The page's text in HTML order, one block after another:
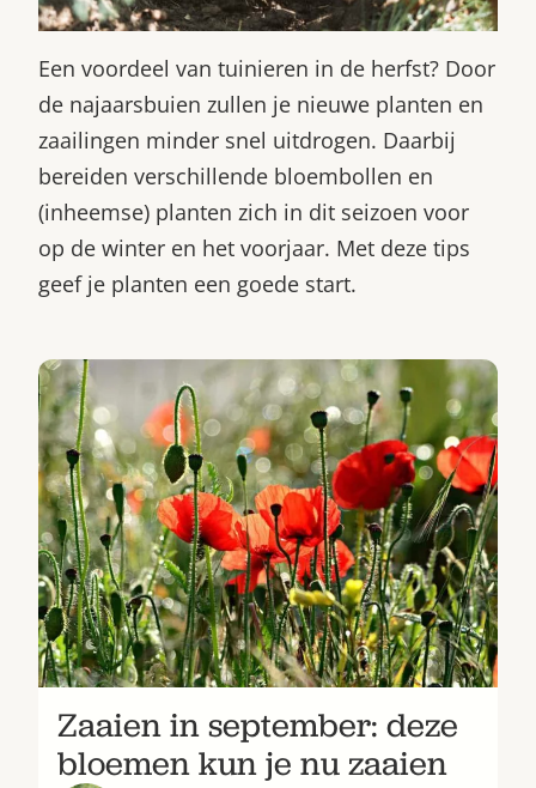
Een voordeel van tuinieren in de herfst? Door
de najaarsbuien zullen je nieuwe planten en
zaailingen minder snel uitdrogen. Daarbij
bereiden verschillende bloembollen en
(inheemse) planten zich in dit seizoen voor
op de winter en het voorjaar. Met deze tips
geef je planten een goede start.
Zaaien in september: deze
bloemen kun je nu zaaien